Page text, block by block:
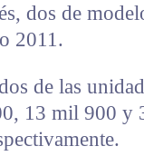
dos de
2011.
de las
13 mil 900 y